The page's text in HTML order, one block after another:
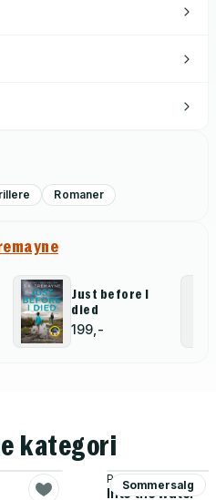
Romaner
Just before I
died
199,-
kategori
Sommersalg
Paula Hawkins
Into the water